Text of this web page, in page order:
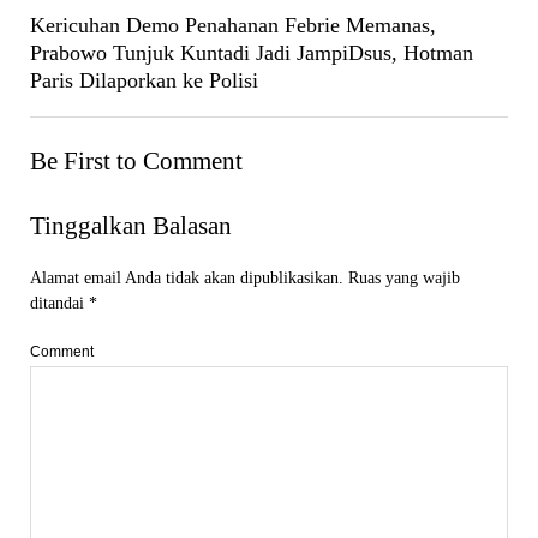
Kericuhan Demo Penahanan Febrie Memanas,
Prabowo Tunjuk Kuntadi Jadi JampiDsus, Hotman
Paris Dilaporkan ke Polisi
Be First to Comment
Tinggalkan Balasan
Alamat email Anda tidak akan dipublikasikan. Ruas yang wajib
ditandai *
Comment